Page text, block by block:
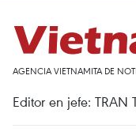
AGENCIA VIETNAMITA DE
Editor en jefe: TRAN